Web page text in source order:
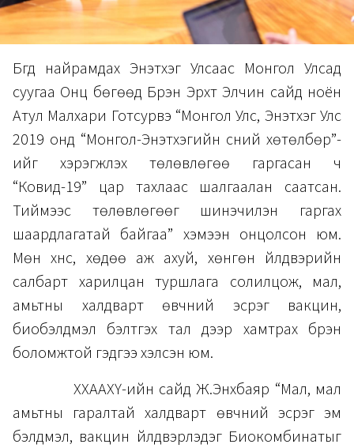
Бүгд найрамдах Энэтхэг Улсаас Монгол Улсад
суугаа Онц бөгөөд Бүрэн Эрхт Элчин сайд ноён
Атул Малхари Готсурвэ “Монгол Улс, Энэтхэг Улс
2019 онд “Монгол-Энэтхэгийн сүүний хөтөлбөр”-
ийг хэрэгжүүлэх төлөвлөгөө гаргасан ч
“Ковид-19” цар тахлаас шалгаалан саатсан.
Тиймээс төлөвлөгөөг шинэчилэн гаргах
шаардлагатай байгаа” хэмээн онцолсон юм.
Мөн хүнс, хөдөө аж ахуй, хөнгөн үйлдвэрийн
салбарт харилцан туршлага солилцож, мал,
амьтны халдварт өвчний эсрэг вакцин,
биобэлдмэл бэлтгэх тал дээр хамтрах бүрэн
боломжтой гэдгээ хэлсэн юм.
ХХААХҮ-ийн сайд Ж.Энхбаяр “Мал, мал
амьтны гаралтай халдварт өвчний эсрэг эм
бэлдмэл, вакцин үйлдвэрлэдэг Биокомбинатыг